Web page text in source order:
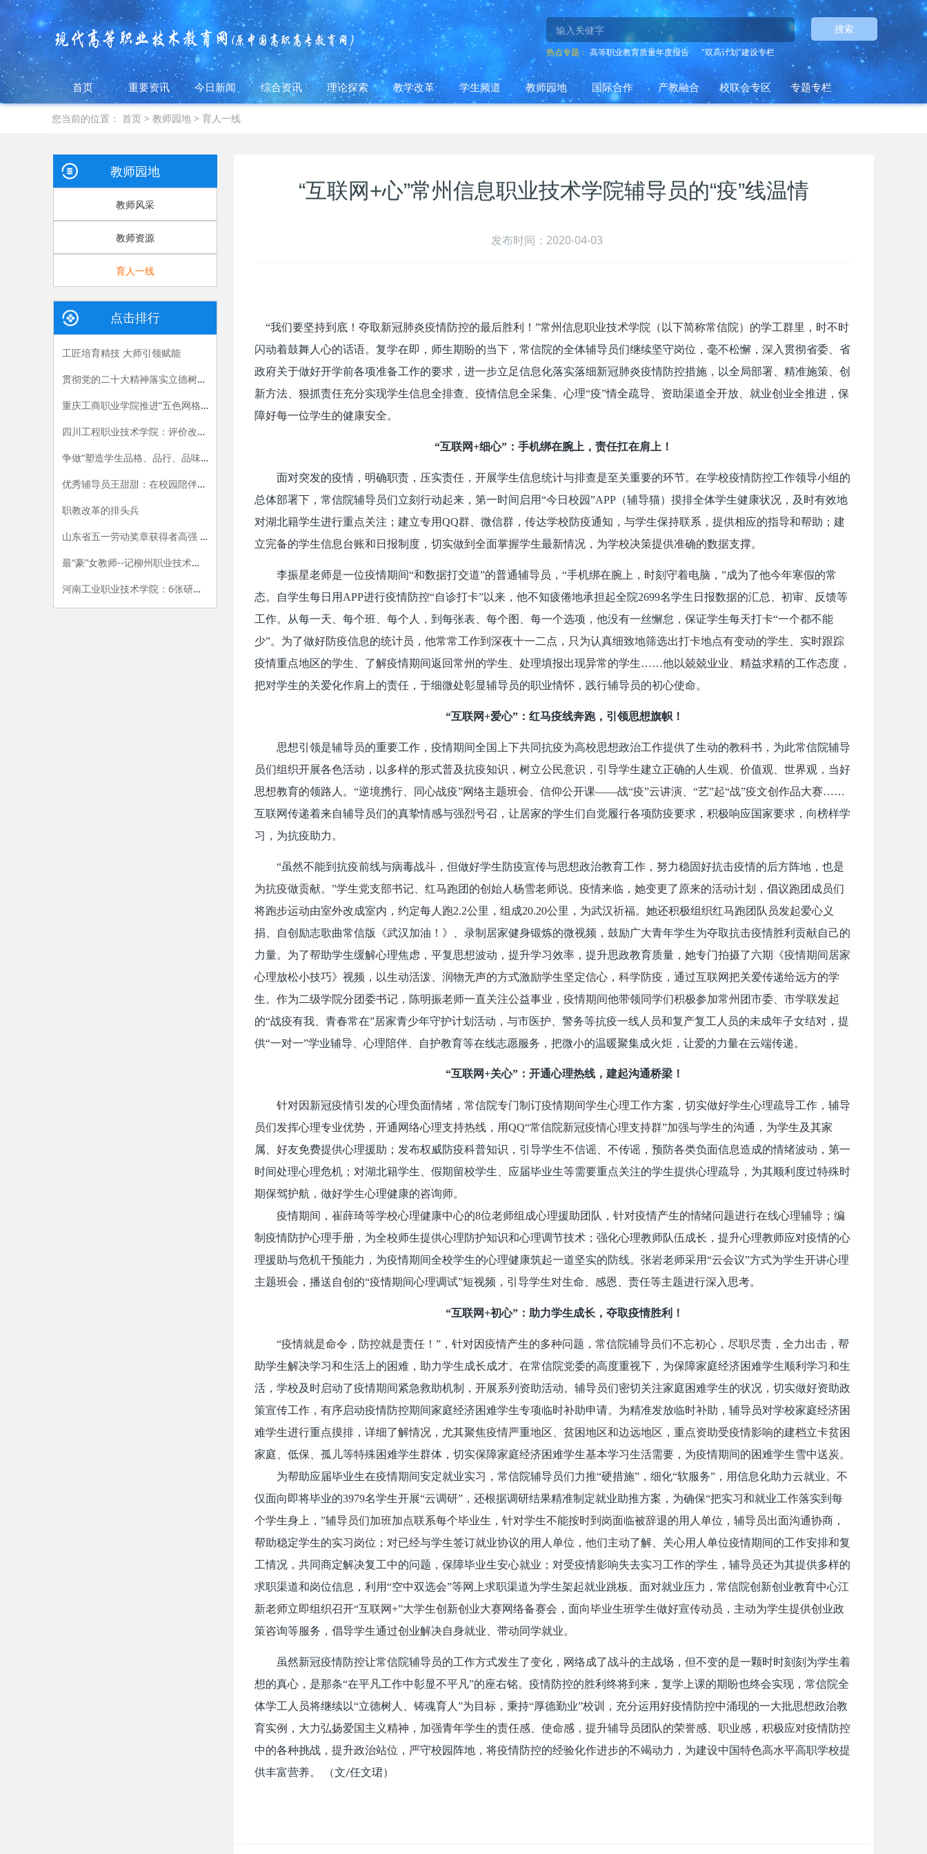
搜索
热点专题： 高等职业教育质量年度报告 "双高计划"建设专栏
首页 重要资讯 今日新闻 综合资讯 理论探索 教学改革 学生频道 教师园地 国际合作 产教融合 校联会专区 专题专栏
您当前的位置： 首页> 教师园地> 育人一线
“互联网+心”常州信息职业技术学院辅导员的“疫”线温情
发布时间：2020-04-03
“我们要坚持到底！夺取新冠肺炎疫情防控的最后胜利！”常州信息职业技术学院（以下简称常信院）的学工群里，时不时
闪动着鼓舞人心的话语。复学在即，师生期盼的当下，常信院的全体辅导员们继续坚守岗位，毫不松懈，深入贯彻省委、省
政府关于做好开学前各项准备工作的要求，进一步立足信息化落实落细新冠肺炎疫情防控措施，以全局部署、精准施策、创
新方法、狠抓责任充分实现学生信息全排查、疫情信息全采集、心理“疫”情全疏导、资助渠道全开放、就业创业全推进，保
障好每一位学生的健康安全。
“互联网+细心”：手机绑在腕上，责任扛在肩上！
面对突发的疫情，明确职责，压实责任，开展学生信息统计与排查是至关重要的环节。在学校疫情防控工作领导小组的
总体部署下，常信院辅导员们立刻行动起来，第一时间启用“今日校园”APP（辅导猫）摸排全体学生健康状况，及时有效地
对湖北籍学生进行重点关注；建立专用QQ群、微信群，传达学校防疫通知，与学生保持联系，提供相应的指导和帮助；建
立完备的学生信息台账和日报制度，切实做到全面掌握学生最新情况，为学校决策提供准确的数据支撑。
李振星老师是一位疫情期间“和数据打交道”的普通辅导员，“手机绑在腕上，时刻守着电脑，”成为了他今年寒假的常
态。自学生每日用APP进行疫情防控“自诊打卡”以来，他不知疲倦地承担起全院2699名学生日报数据的汇总、初审、反馈等
工作。从每一天、每个班、每个人，到每张表、每个图、每一个选项，他没有一丝懈怠，保证学生每天打卡“一个都不能
少”。为了做好防疫信息的统计员，他常常工作到深夜十一二点，只为认真细致地筛选出打卡地点有变动的学生、实时跟踪
疫情重点地区的学生、了解疫情期间返回常州的学生、处理填报出现异常的学生……他以兢兢业业、精益求精的工作态度，
把对学生的关爱化作肩上的责任，于细微处彰显辅导员的职业情怀，践行辅导员的初心使命。
“互联网+爱心”：红马疫线奔跑，引领思想旗帜！
思想引领是辅导员的重要工作，疫情期间全国上下共同抗疫为高校思想政治工作提供了生动的教科书，为此常信院辅导
员们组织开展各色活动，以多样的形式普及抗疫知识，树立公民意识，引导学生建立正确的人生观、价值观、世界观，当好
思想教育的领路人。“逆境携行、同心战疫”网络主题班会、信仰公开课——战“疫”云讲演、“艺”起“战”疫文创作品大赛……
互联网传递着来自辅导员们的真挚情感与强烈号召，让居家的学生们自觉履行各项防疫要求，积极响应国家要求，向榜样学
习，为抗疫助力。
“虽然不能到抗疫前线与病毒战斗，但做好学生防疫宣传与思想政治教育工作，努力稳固好抗击疫情的后方阵地，也是
为抗疫做贡献。”学生党支部书记、红马跑团的创始人杨雪老师说。疫情来临，她变更了原来的活动计划，倡议跑团成员们
将跑步运动由室外改成室内，约定每人跑2.2公里，组成20.20公里，为武汉祈福。她还积极组织红马跑团队员发起爱心义
捐、自创励志歌曲常信版《武汉加油！》、录制居家健身锻炼的微视频，鼓励广大青年学生为夺取抗击疫情胜利贡献自己的
力量。为了帮助学生缓解心理焦虑，平复思想波动，提升学习效率，提升思政教育质量，她专门拍摄了六期《疫情期间居家
心理放松小技巧》视频，以生动活泼、润物无声的方式激励学生坚定信心，科学防疫，通过互联网把关爱传递给远方的学
生。作为二级学院分团委书记，陈明振老师一直关注公益事业，疫情期间他带领同学们积极参加常州团市委、市学联发起
的“战疫有我、青春常在”居家青少年守护计划活动，与市医护、警务等抗疫一线人员和复产复工人员的未成年子女结对，提
供“一对一”学业辅导、心理陪伴、自护教育等在线志愿服务，把微小的温暖聚集成火炬，让爱的力量在云端传递。
“互联网+关心”：开通心理热线，建起沟通桥梁！
针对因新冠疫情引发的心理负面情绪，常信院专门制订疫情期间学生心理工作方案，切实做好学生心理疏导工作，辅导
员们发挥心理专业优势，开通网络心理支持热线，用QQ“常信院新冠疫情心理支持群”加强与学生的沟通，为学生及其家
属、好友免费提供心理援助；发布权威防疫科普知识，引导学生不信谣、不传谣，预防各类负面信息造成的情绪波动，第一
时间处理心理危机；对湖北籍学生、假期留校学生、应届毕业生等需要重点关注的学生提供心理疏导，为其顺利度过特殊时
期保驾护航，做好学生心理健康的咨询师。
疫情期间，崔薛琦等学校心理健康中心的8位老师组成心理援助团队，针对疫情产生的情绪问题进行在线心理辅导；编
制疫情防护心理手册，为全校师生提供心理防护知识和心理调节技术；强化心理教师队伍成长，提升心理教师应对疫情的心
理援助与危机干预能力，为疫情期间全校学生的心理健康筑起一道坚实的防线。张岩老师采用“云会议”方式为学生开讲心理
主题班会，播送自创的“疫情期间心理调试”短视频，引导学生对生命、感恩、责任等主题进行深入思考。
“互联网+初心”：助力学生成长，夺取疫情胜利！
“疫情就是命令，防控就是责任！”，针对因疫情产生的多种问题，常信院辅导员们不忘初心，尽职尽责，全力出击，帮
助学生解决学习和生活上的困难，助力学生成长成才。在常信院党委的高度重视下，为保障家庭经济困难学生顺利学习和生
活，学校及时启动了疫情期间紧急救助机制，开展系列资助活动。辅导员们密切关注家庭困难学生的状况，切实做好资助政
策宣传工作，有序启动疫情防控期间家庭经济困难学生专项临时补助申请。为精准发放临时补助，辅导员对学校家庭经济困
难学生进行重点摸排，详细了解情况，尤其聚焦疫情严重地区、贫困地区和边远地区，重点资助受疫情影响的建档立卡贫困
家庭、低保、孤儿等特殊困难学生群体，切实保障家庭经济困难学生基本学习生活需要，为疫情期间的困难学生雪中送炭。
为帮助应届毕业生在疫情期间安定就业实习，常信院辅导员们力推“硬措施”，细化“软服务”，用信息化助力云就业。不
仅面向即将毕业的3979名学生开展“云调研”，还根据调研结果精准制定就业助推方案，为确保“把实习和就业工作落实到每
个学生身上，”辅导员们加班加点联系每个毕业生，针对学生不能按时到岗面临被辞退的用人单位，辅导员出面沟通协商，
帮助稳定学生的实习岗位；对已经与学生签订就业协议的用人单位，他们主动了解、关心用人单位疫情期间的工作安排和复
工情况，共同商定解决复工中的问题，保障毕业生安心就业；对受疫情影响失去实习工作的学生，辅导员还为其提供多样的
求职渠道和岗位信息，利用“空中双选会”等网上求职渠道为学生架起就业跳板。面对就业压力，常信院创新创业教育中心江
新老师立即组织召开“互联网+”大学生创新创业大赛网络备赛会，面向毕业生班学生做好宣传动员，主动为学生提供创业政
策咨询等服务，倡导学生通过创业解决自身就业、带动同学就业。
虽然新冠疫情防控让常信院辅导员的工作方式发生了变化，网络成了战斗的主战场，但不变的是一颗时时刻刻为学生着
想的真心，是那条“在平凡工作中彰显不平凡”的座右铭。疫情防控的胜利终将到来，复学上课的期盼也终会实现，常信院全
体学工人员将继续以“立德树人、铸魂育人”为目标，秉持“厚德勤业”校训，充分运用好疫情防控中涌现的一大批思想政治教
育实例，大力弘扬爱国主义精神，加强青年学生的责任感、使命感，提升辅导员团队的荣誉感、职业感，积极应对疫情防控
中的各种挑战，提升政治站位，严守校园阵地，将疫情防控的经验化作进步的不竭动力，为建设中国特色高水平高职学校提
供丰富营养。
（文/任文珺）
教师园地
教师风采
教师资源
育人一线
点击排行
工匠培育精技 大师引领赋能
贯彻党的二十大精神落实立德树人根本任务——辅导员“三个坚持”在行动
重庆工商职业学院推进“五色网格”建设 打造“一站式”学生社区育人新模式
四川工程职业技术学院：评价改革为引领 三管齐下促进教师全面发展
争做“塑造学生品格、品行、品味的‘大先生’”
优秀辅导员王甜甜：在校园陪伴学生，让青春撞上梦想
职教改革的排头兵
山东省五一劳动奖章获得者高强 ：用手中技能赢出彩人生
最“豪”女教师--记柳州职业技术学院通识教育学院就业创业团队负责人、柳州市首届“教书育人道德模范”许明教授
河南工业职业技术学院：6张研究生录取通知书背后的故事